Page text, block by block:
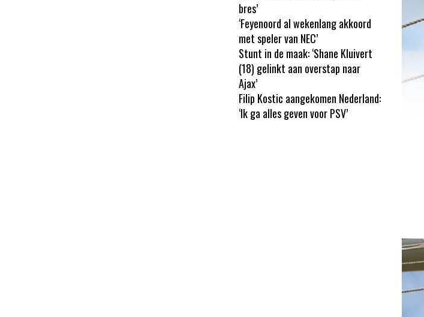
bres’
‘Feyenoord al wekenlang akkoord
met speler van NEC’
Stunt in de maak: ‘Shane Kluivert
(18) gelinkt aan overstap naar
Ajax’
Filip Kostic aangekomen Nederland:
‘Ik ga alles geven voor PSV’